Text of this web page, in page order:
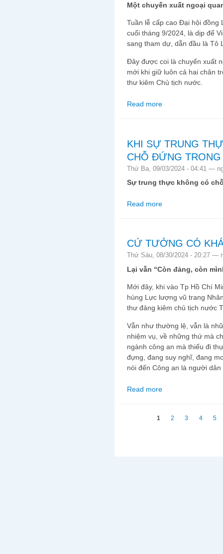
Một chuyến xuất ngoại
Tuần lễ cấp cao Đại hội đồng
cuối tháng 9/2024, là dịp để
sang tham dự, dẫn đầu là Tô
Đây được coi là chuyến xuất
mới khi giữ luôn cả hai chân
thư kiêm Chủ tịch nước.
Read more
KHI SỰ TRUNG
CHỖ ĐỨNG
Thứ Ba, 09/03/2024 - 04:41 —
Sự trung thực không có
Read more
CỨ TƯỞNG CÓ
Thứ Sáu, 08/30/2024 - 20:27 —
Lại vẫn “Còn đảng, còn
Mới đây, khi vào Tp Hồ Chí
hùng Lực lượng vũ trang
thư đảng kiêm chủ tịch nước
Vẫn như thường lệ, vẫn là
nhiệm vụ, về những thứ mà
ngành công an mà thiếu đi
đựng, đang suy nghĩ, đang
nói đến Công an là người
Read more
1 2 3 4 5